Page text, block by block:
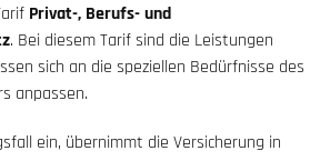
Privat-, Berufs- und
. Bei diesem Tarif sind die Leistungen
sich an die speziellen Bedürfnisse des
anpassen.
ein, übernimmt die Versicherung in